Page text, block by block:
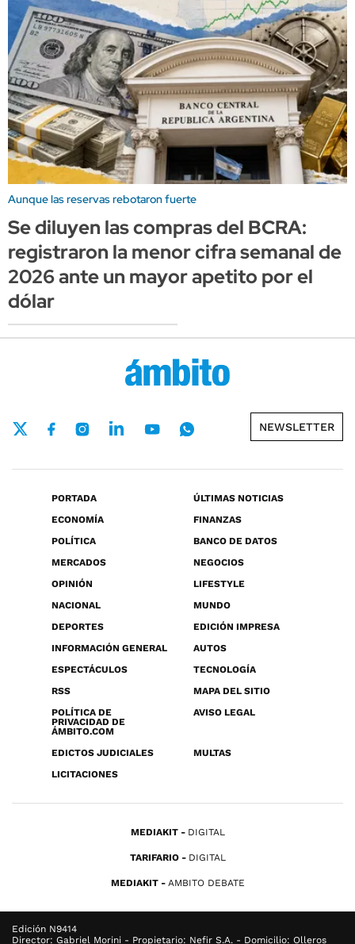
Aunque las reservas rebotaron fuerte
Se diluyen las compras del BCRA:
registraron la menor cifra semanal de
2026 ante un mayor apetito por el
dólar
NEWSLETTER
PORTADA
ÚLTIMAS NOTICIAS
ECONOMÍA
FINANZAS
POLÍTICA
BANCO DE DATOS
MERCADOS
NEGOCIOS
OPINIÓN
LIFESTYLE
NACIONAL
MUNDO
DEPORTES
EDICIÓN IMPRESA
INFORMACIÓN GENERAL
AUTOS
ESPECTÁCULOS
TECNOLOGÍA
RSS
MAPA DEL SITIO
POLÍTICA DE
PRIVACIDAD DE
ÁMBITO.COM
AVISO LEGAL
EDICTOS JUDICIALES
MULTAS
LICITACIONES
MEDIAKIT DIGITAL
TARIFARIO DIGITAL
MEDIAKIT AMBITO DEBATE
Edición N9414
Director: Gabriel Morini - Propietario: Nefir S.A. - Domicilio: Olleros